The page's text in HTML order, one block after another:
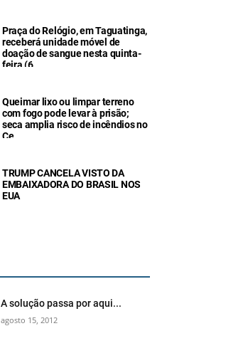
Praça do Relógio, em Taguatinga,
receberá unidade móvel de
doação de sangue nesta quinta-
feira (6
Queimar lixo ou limpar terreno
com fogo pode levar à prisão;
seca amplia risco de incêndios no
Ce
TRUMP CANCELA VISTO DA
EMBAIXADORA DO BRASIL NOS
EUA
A solução passa por aqui...
agosto 15, 2012